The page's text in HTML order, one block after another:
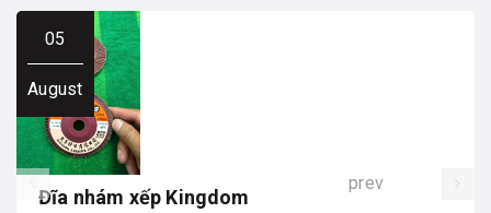
05
August
Đĩa nhám xếp Kingdom
prev